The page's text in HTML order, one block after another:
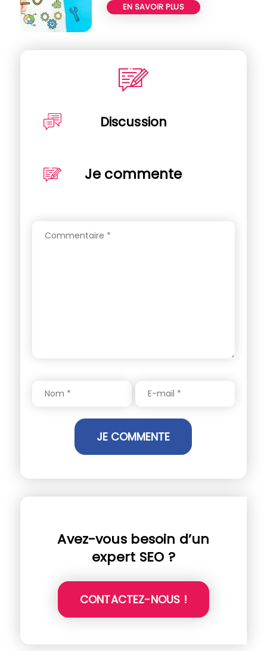
EN SAVOIR PLUS
Discussion
Je commente
Avez-vous besoin d’un
expert SEO ?
CONTACTEZ-NOUS !